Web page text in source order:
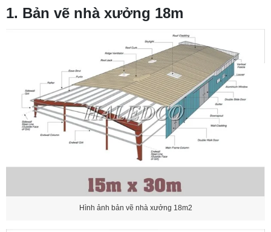
2. File cad nhà xưởng nhỏ 18m2
1. Bản vẽ nhà xưởng 18m
Hình ảnh bản vẽ nhà xưởng 18m2